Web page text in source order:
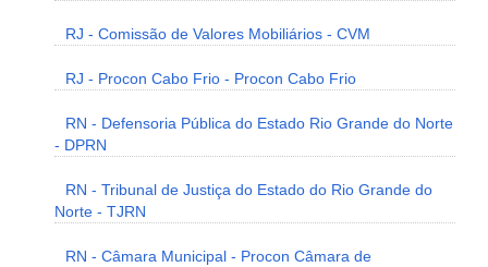
RJ - Comissão de Valores Mobiliários - CVM
RJ - Procon Cabo Frio - Procon Cabo Frio
RN - Defensoria Pública do Estado Rio Grande do Norte
- DPRN
RN - Tribunal de Justiça do Estado do Rio Grande do
Norte - TJRN
RN - Câmara Municipal - Procon Câmara de